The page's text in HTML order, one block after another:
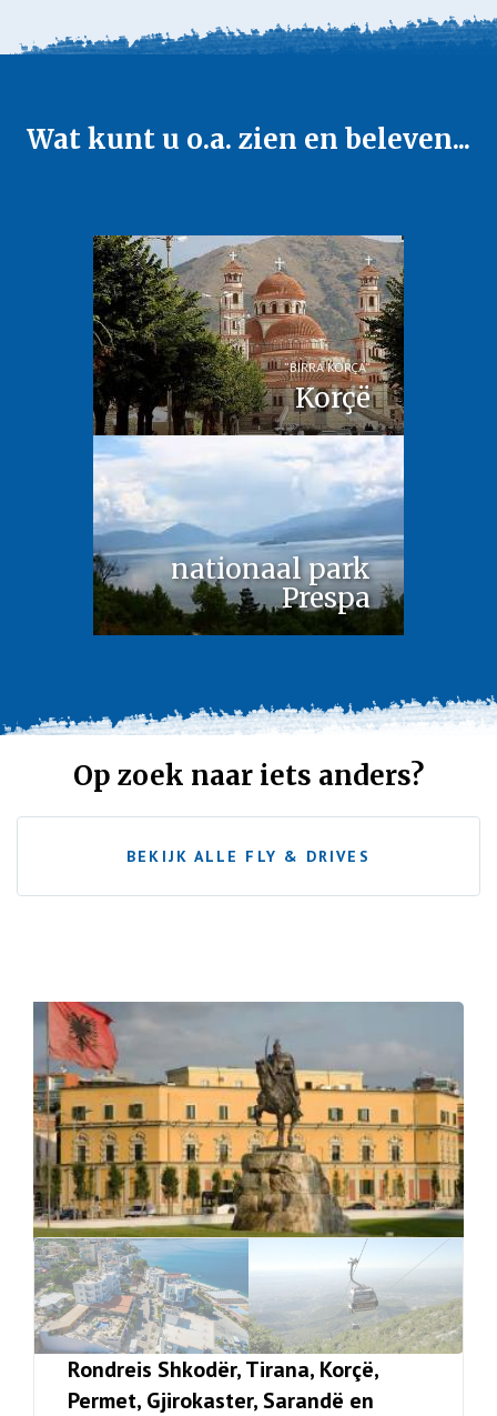
Wat kunt u o.a. zien en beleven...
Korçë
”BIRRA KORÇA”
nationaal park
Prespa
Op zoek naar iets anders?
BEKIJK ALLE FLY & DRIVES
Rondreis Shkodër, Tirana, Korçë,
Permet, Gjirokaster, Sarandë en